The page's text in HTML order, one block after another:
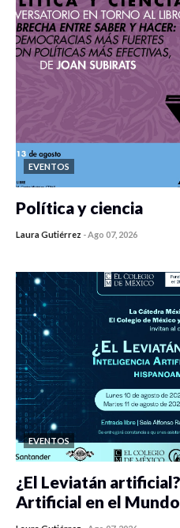
EVENTOS
Política y ciencia
Laura Gutiérrez -Ago 07, 2026
EVENTOS
¿El Leviatán
Artificial en el